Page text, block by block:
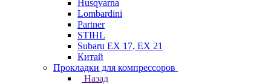
Husqvarna
Lombardini
Partner
STIHL
Subaru EX 17, EX 21
Китай
Прокладки для компрессоров
Назад